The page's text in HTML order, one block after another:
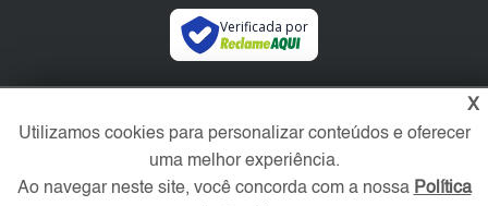
Verificada por
X
Utilizamos cookies para personalizar conteúdos e oferecer
uma melhor experiência.
Ao navegar neste site, você concorda com a nossa Política